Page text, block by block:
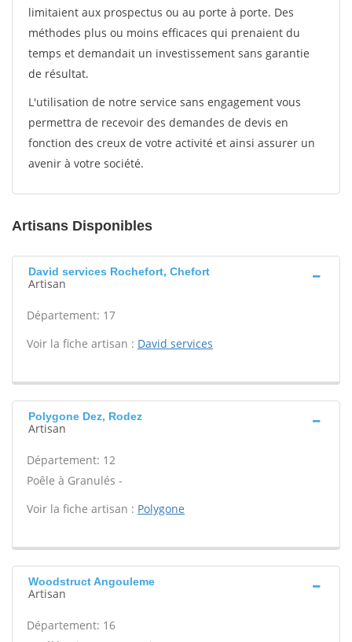
limitaient aux prospectus ou au porte à porte. Des
méthodes plus ou moins efficaces qui prenaient du
temps et demandait un investissement sans garantie
de résultat.
L'utilisation de notre service sans engagement vous
permettra de recevoir des demandes de devis en
fonction des creux de votre activité et ainsi assurer un
avenir à votre société.
Artisans Disponibles
David services Rochefort, Chefort
Artisan
Département: 17
Voir la fiche artisan : David services
Polygone Dez, Rodez
Artisan
Département: 12
Poêle à Granulés -
Voir la fiche artisan : Polygone
Woodstruct Angouleme
Artisan
Département: 16